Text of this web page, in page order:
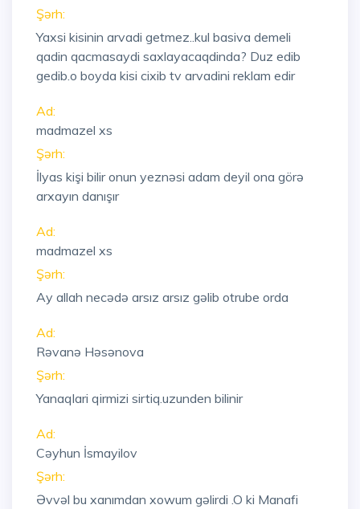
Şərh:
Yaxsi kisinin arvadi getmez..kul basiva demeli
qadin qacmasaydi saxlayacaqdinda? Duz edib
gedib.o boyda kisi cixib tv arvadini reklam edir
Ad:
madmazel xs
Şərh:
İlyas kişi bilir onun yeznəsi adam deyil ona görə
arxayın danışır
Ad:
madmazel xs
Şərh:
Ay allah necədə arsız arsız gəlib otrube orda
Ad:
Rəvanə Həsənova
Şərh:
Yanaqlari qirmizi sirtiq.uzunden bilinir
Ad:
Cəyhun İsmayilov
Şərh:
Əvvəl bu xanımdan xowum gəlirdi .O ki Manafi